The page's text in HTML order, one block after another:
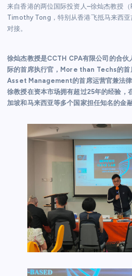
来自香港的两位国际投资人–徐灿杰教授
Timothy Tong，特别从香港飞抵马来西
对接。
徐灿杰教授是CCTH CPA有限公司的合伙
际的首席执行官，More than Techs的
Asset Management的首席运营官兼法律
徐教授在资本市场拥有超过25年的经验，
加坡和马来西亚等多个国家担任知名的金